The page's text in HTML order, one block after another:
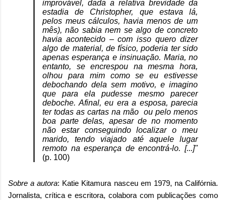
improvável, dada a relativa brevidade da
estadia de Christopher, que estava lá,
pelos meus cálculos, havia menos de um
mês), não sabia nem se algo de concreto
havia acontecido – com isso quero dizer
algo de material, de físico, poderia ter sido
apenas esperança e insinuação. Maria, no
entanto, se encrespou na mesma hora,
olhou para mim como se eu estivesse
debochando dela sem motivo, e imagino
que para ela pudesse mesmo parecer
deboche. Afinal, eu era a esposa, parecia
ter todas as cartas na mão ou pelo menos
boa parte delas, apesar de no momento
não estar conseguindo localizar o meu
marido, tendo viajado até aquele lugar
remoto na esperança de encontrá-lo. [...]"
(p. 100)
Sobre a autora: Katie Kitamura nasceu em 1979, na Califórnia.
Jornalista, crítica e escritora, colabora com publicações como